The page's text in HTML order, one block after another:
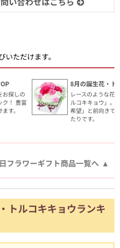
ただけます。
お探しの
ク！ 豊富
す。
8月の誕生花・ト
レースのような花
ルコキキョウ」。
希望」と前向きで
たりです。
フラワーギフト商品一覧へ
トルコキキョウランキ